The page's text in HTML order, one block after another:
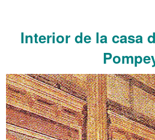
Interior de la casa